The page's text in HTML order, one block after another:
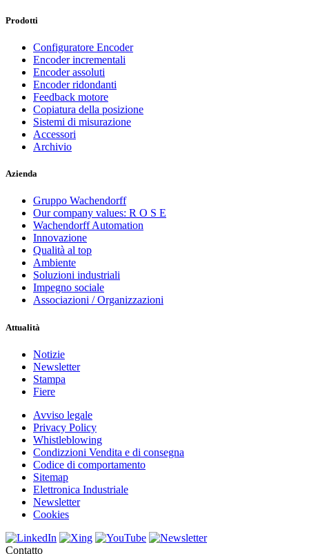
Prodotti
Configuratore Encoder
Encoder incrementali
Encoder assoluti
Encoder ridondanti
Feedback motore
Copiatura della posizione
Sistemi di misurazione
Accessori
Archivio
Azienda
Gruppo Wachendorff
Our company values: R O S E
Wachendorff Automation
Innovazione
Qualità al top
Ambiente
Soluzioni industriali
Impegno sociale
Associazioni / Organizzazioni
Attualità
Notizie
Newsletter
Stampa
Fiere
Avviso legale
Privacy Policy
Whistleblowing
Condizzioni Vendita e di consegna
Codice di comportamento
Sitemap
Elettronica Industriale
Newsletter
Cookies
Contatto